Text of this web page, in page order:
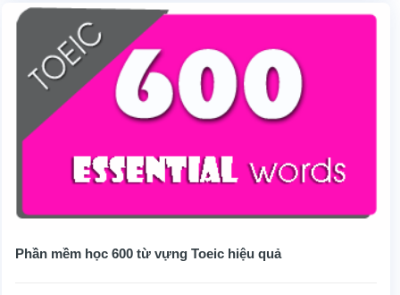
Phần mềm học 600 từ vựng Toeic hiệu quả